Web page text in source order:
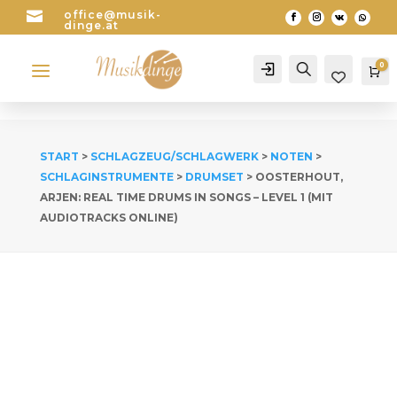

office@musik-
dinge.at
a Account Search 0
START > SCHLAGZEUG/SCHLAGWERK> NOTEN >
SCHLAGINSTRUMENTE> DRUMSET > OOSTERHOUT,
ARJEN: REAL TIME DRUMS IN SONGS – LEVEL 1 (MIT
AUDIOTRACKS ONLINE)